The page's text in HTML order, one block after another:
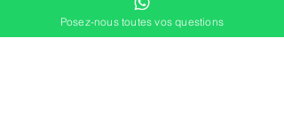
Posez-nous toutes vos questions